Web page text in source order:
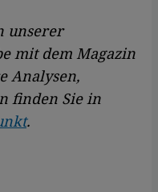
unserer
mit dem Magazin
Analysen,
finden Sie in
.